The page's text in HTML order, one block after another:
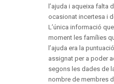
l’ajuda i aqueixa falta
ocasionat incertesa i
L’única informació
moment les famílies
l’ajuda era la
assignat per a poder
segons les dades de
nombre de membres